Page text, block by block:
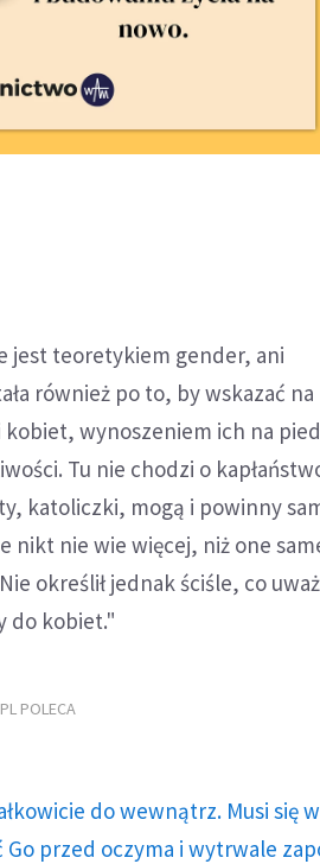
jest teoretykiem gender, ani
również po to, by wskazać na
wynoszeniem ich na
Tu nie chodzi o
katoliczki, mogą i powinny
nikt nie wie więcej, niż one
określił jednak ściśle, co
do kobiet."
POLECA
do wewnątrz. Musi się
przed oczyma i wytrwale